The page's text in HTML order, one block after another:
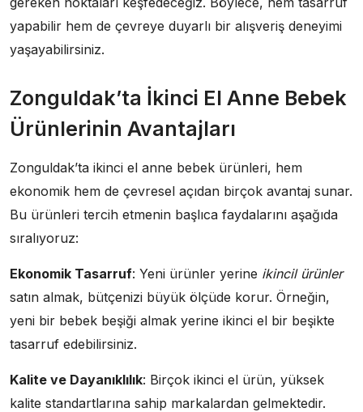
yapabilir hem de çevreye duyarlı bir alışveriş deneyimi
yaşayabilirsiniz.
Zonguldak’ta İkinci El Anne Bebek
Ürünlerinin Avantajları
Zonguldak’ta ikinci el anne bebek ürünleri, hem
ekonomik hem de çevresel açıdan birçok avantaj sunar.
Bu ürünleri tercih etmenin başlıca faydalarını aşağıda
sıralıyoruz:
Ekonomik Tasarruf: Yeni ürünler yerine ikincil ürünler
satın almak, bütçenizi büyük ölçüde korur. Örneğin,
yeni bir bebek beşiği almak yerine ikinci el bir beşikte
tasarruf edebilirsiniz.
Kalite ve Dayanıklılık: Birçok ikinci el ürün, yüksek
kalite standartlarına sahip markalardan gelmektedir.